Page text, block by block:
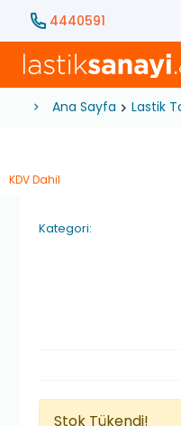
4440591
Ana Sayfa Lastik
KDV Dahil
Kategori:
Stok Tükendi!